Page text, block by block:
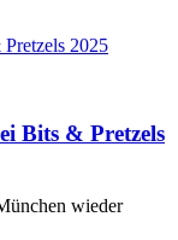
Bits & Pretzels
wieder